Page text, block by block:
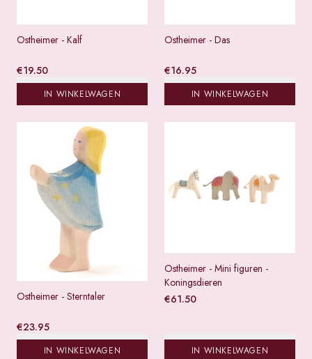
Ostheimer - Kalf
€19.50
IN WINKELWAGEN
Ostheimer - Das
€16.95
IN WINKELWAGEN
Ostheimer - Sterntaler
€23.95
IN WINKELWAGEN
Ostheimer - Mini figuren -
Koningsdieren
€61.50
IN WINKELWAGEN